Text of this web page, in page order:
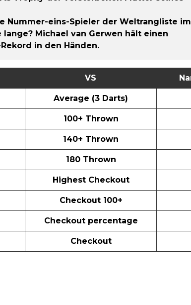
Nummer-eins-Spieler der Weltrangliste im
lange? Michael van Gerwen hält einen
in den Händen.
VS
Average (3 Darts)
100+ Thrown
140+ Thrown
180 Thrown
Highest Checkout
Checkout 100+
Checkout percentage
Checkout